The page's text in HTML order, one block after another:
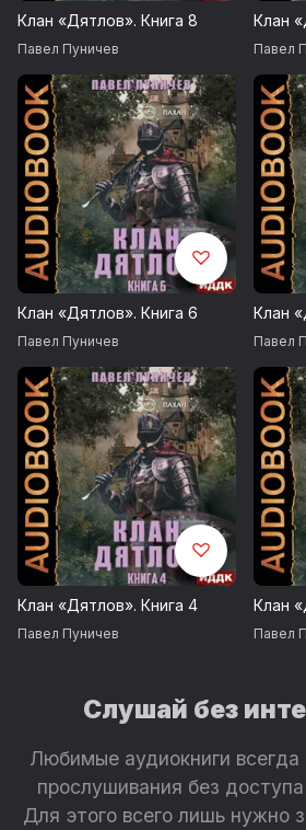
Книга 9. Клан «Дятлов»
Книга 10. Клан «Дятлов». Финал
Музыка: studio.youtube.com
Bruno E. / 1973
Silent Partner / Dinner For One
Запись 2022 г.
Возрастные ограничения 16+
© Пуничев Павел
© ИДДК
Клан «Дятлов». Книга 8
Павел Пуничев
Клан
Павел
Клан «Дятлов». Книга 6
Павел Пуничев
Клан
Павел
Клан «Дятлов». Книга 4
Павел Пуничев
Клан
Павел
Слушай без
Любимые аудиокниги
прослушивания без
Для этого всего лишь нужно